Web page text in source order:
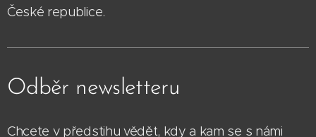
České republice.
Odběr newsletteru
Chcete v předstihu vědět, kdy a kam se s námi